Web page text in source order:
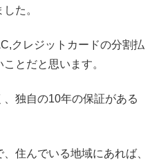
た。
クレジットカードの分割払
とだと思います。
独自の10年の保証がある
住んでいる地域にあれば、